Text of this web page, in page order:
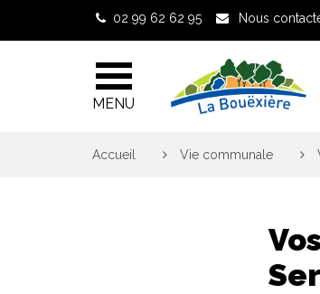
02 99 62 62 95 Nous
MENU
Accueil Vie communale